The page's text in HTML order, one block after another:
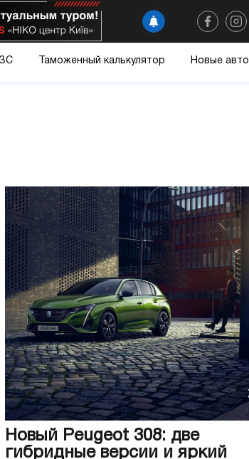
Таможенный калькулятор Новые авто
Новый Peugeot 308: две
гибридные версии и яркий